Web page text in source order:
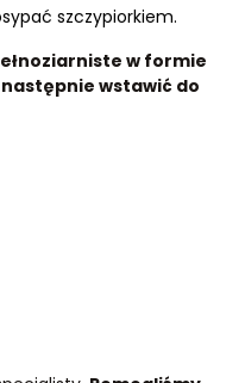
szczypiorkiem.
w formie
wstawić do